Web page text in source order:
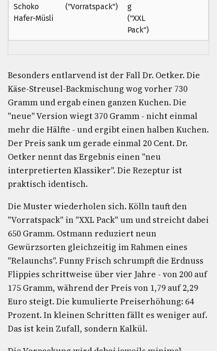
Schoko
Hafer-Müsli
("Vorratspack")
g
("XXL
Pack")
Besonders entlarvend ist der Fall Dr. Oetker. Die
Käse-Streusel-Backmischung wog vorher 730
Gramm und ergab einen ganzen Kuchen. Die
"neue" Version wiegt 370 Gramm - nicht einmal
mehr die Hälfte - und ergibt einen halben Kuchen.
Der Preis sank um gerade einmal 20 Cent. Dr.
Oetker nennt das Ergebnis einen "neu
interpretierten Klassiker". Die Rezeptur ist
praktisch identisch.
Die Muster wiederholen sich. Kölln tauft den
"Vorratspack" in "XXL Pack" um und streicht dabei
650 Gramm. Ostmann reduziert neun
Gewürzsorten gleichzeitig im Rahmen eines
"Relaunchs". Funny Frisch schrumpft die Erdnuss
Flippies schrittweise über vier Jahre - von 200 auf
175 Gramm, während der Preis von 1,79 auf 2,29
Euro steigt. Die kumulierte Preiserhöhung: 64
Prozent. In kleinen Schritten fällt es weniger auf.
Das ist kein Zufall, sondern Kalkül.